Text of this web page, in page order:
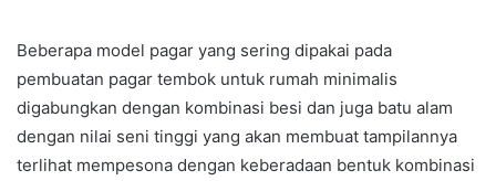
Beberapa model pagar yang sering dipakai pada
pembuatan pagar tembok untuk rumah minimalis
digabungkan dengan kombinasi besi dan juga batu alam
dengan nilai seni tinggi yang akan membuat tampilannya
terlihat mempesona dengan keberadaan bentuk kombinasi